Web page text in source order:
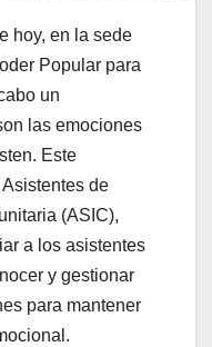
hoy, en la sede
Popular para
un
las emociones
Este
de
(ASIC),
a los asistentes
y gestionar
para mantener